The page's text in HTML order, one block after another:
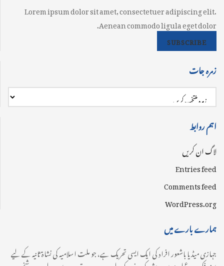
Lorem ipsum dolor sit amet, consectetuer adipiscing elit.
Aenean commodo ligula eget dolor.
SUBSCRIBE
زمرہ جات
اہم روابط
لاگ ان کریں
Entries feed
Comments feed
WordPress.org
ہمارے بارے میں
جہازی میڈیا باشعور افراد کی ایک ایسی تحریک ہے، جو ملت اسلامیہ کی نشاۃ ثانیہ کے لیے